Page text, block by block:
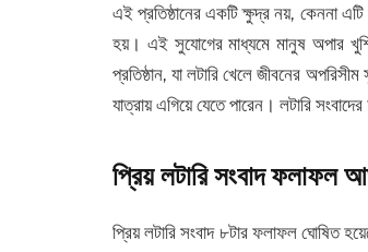
এই প্রতিষ্ঠানের একটি ক্ষুদ্র নয়, কেননা এটি
হয়। এই সুযোগের মাধ্যমে মানুষ অপার
প্রতিষ্ঠান, যা লটারি খেলে জীবনের
যাত্রায় এগিয়ে যেতে পারেন। লটারি
প্রিয় লটারি সংবাদ ফলাফল
প্রিয় লটারি সংবাদ ৮টার ফলাফল ঘোষিত